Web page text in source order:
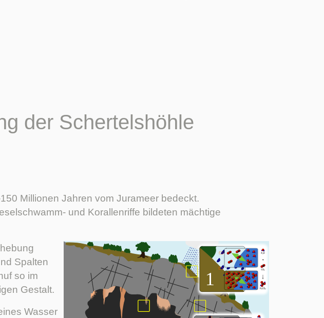
der Schertelshöhle
Millionen Jahren vom Jurameer bedeckt.
und Korallenriffe bildeten mächtige
Spalten
so im
Gestalt.
Wasser